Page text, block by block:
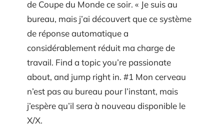
de Coupe du Monde ce soir. « Je suis au
bureau, mais j’ai découvert que ce système
de réponse automatique a
considérablement réduit ma charge de
travail. Find a topic you’re passionate
about, and jump right in. #1 Mon cerveau
n’est pas au bureau pour l’instant, mais
j’espère qu’il sera à nouveau disponible le
X/X.